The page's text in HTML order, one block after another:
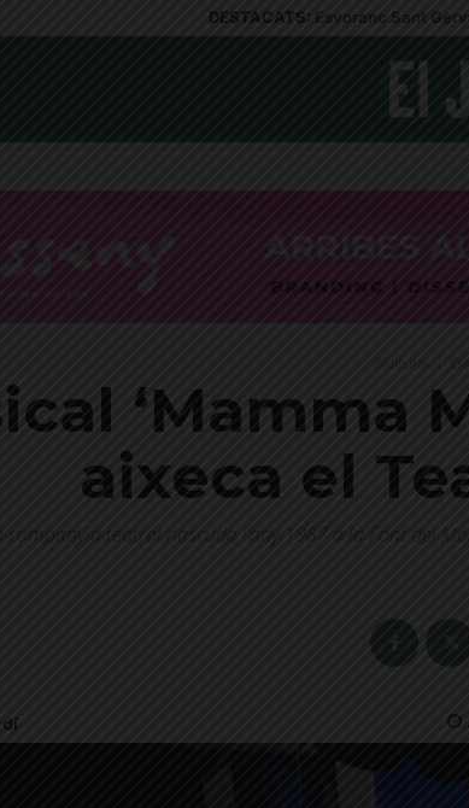
DESTACATS: Esvoranc Sant
‘Mamma
aixeca el
companyia teatral nascuda l’any 1987 a la Font del